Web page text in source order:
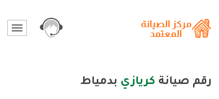
رقم صيانة كريازي بدمياط